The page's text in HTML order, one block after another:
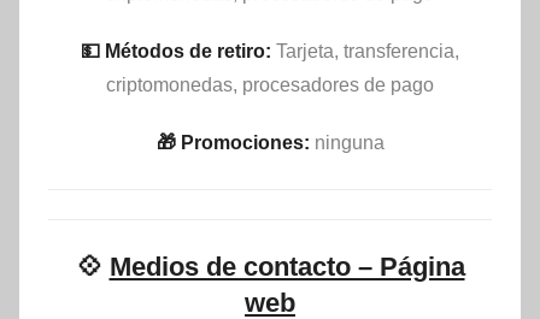
💵​ Métodos de retiro: Tarjeta, transferencia,
criptomonedas, procesadores de pago
🎁 Promociones: ninguna
💠 Medios de contacto – Página
web